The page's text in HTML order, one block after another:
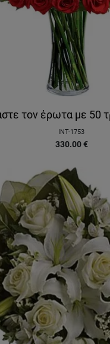
τον έρωτα με 50
INT-1753
330.00 €